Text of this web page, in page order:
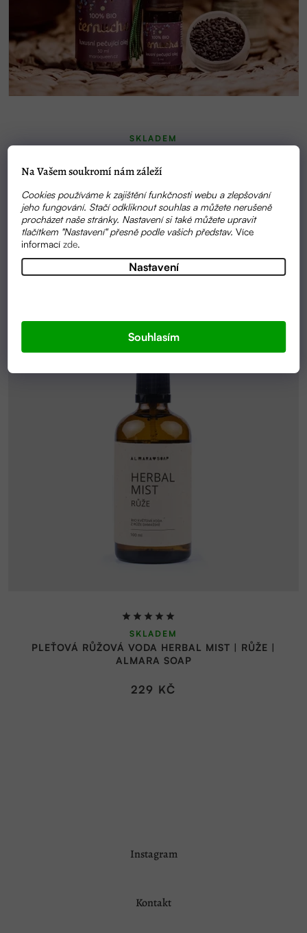
Na Vašem soukromí nám záleží
Cookies používáme k zajištění funkčnosti webu a zlepšování
jeho fungování. Stačí odkliknout souhlas a můžete nerušeně
procházet naše stránky. Nastavení si také můžete upravit
tlačítkem "Nastavení" přesně podle vašich představ.Více
informacízde.
Nastavení
Souhlasím
SKLADEM
275 KČ
PLEŤOVÁ RŮŽOVÁ VODA HERBAL MIST | RŮŽE |
ALMARA SOAP
Průměrné
hodnocení
produktu
je
SKLADEM
229 KČ
Instagram
Kontakt